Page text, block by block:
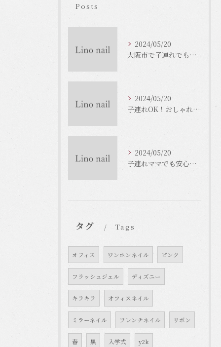
Posts
2024/05/20
大阪市で子連れでもOKなネイルサロンがいっぱい！
2024/05/20
子連れOK！おしゃれな大阪市のネイルサロンをご紹介！
2024/05/20
子連れママでも安心！大阪のネイルサロンで癒しのひとときを
タグ Tags
オフィス ワンホンネイル ピンク
フラッシュジェル ディズニー
キラキラ オフィスネイル
ミラーネイル フレンチネイル リボン
春 黒 入学式 y2k